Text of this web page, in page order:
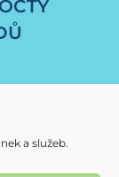
a služeb.